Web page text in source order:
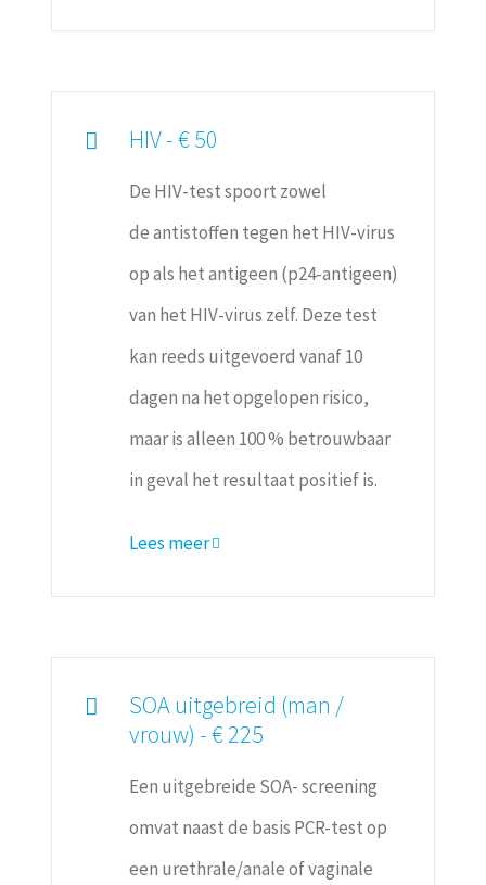
HIV - € 50
De HIV-test spoort zowel
de antistoffen tegen het HIV-virus
op als het antigeen (p24-antigeen)
van het HIV-virus zelf. Deze test
kan reeds uitgevoerd vanaf 10
dagen na het opgelopen risico,
maar is alleen 100 % betrouwbaar
in geval het resultaat positief is.
Lees meer
SOA uitgebreid (man /
vrouw) - € 225
Een uitgebreide SOA- screening
omvat naast de basis PCR-test op
een urethrale/anale of vaginale